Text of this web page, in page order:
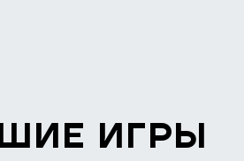
ИГРЫ